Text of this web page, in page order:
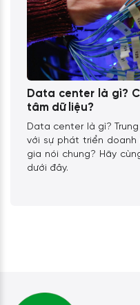
Data center là gì?
tâm dữ liệu?
Data center là gì?
với sự phát triển
gia nói chung? Hãy
dưới đây.